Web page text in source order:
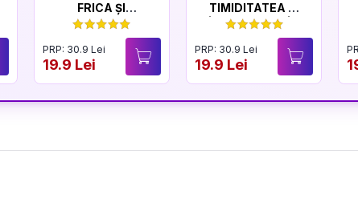
FRICA ȘI
CURAJUL
PRP: 30.9 Lei
19.9 Lei
TIMIDITATEA ȘI
ÎNCREDEREA ÎN
PRP: 30.9 Lei
19.9 Lei